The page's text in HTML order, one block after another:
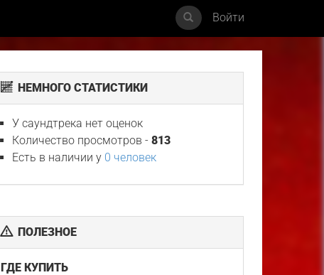
Войти
НЕМНОГО СТАТИСТИКИ
У саундтрека нет оценок
Количество просмотров -813
Есть в наличии у 0 человек
ПОЛЕЗНОЕ
ГДЕ КУПИТЬ